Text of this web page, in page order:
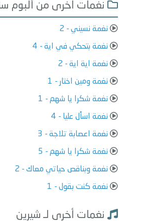
نغمات اخرى من ألبوم
نغمة نسيني - 2
نغمة بتحكي في اية - 4
نغمة اية اية - 2
نغمة ومين اختار - 1
نغمة شكرا يا شهم - 1
نغمة اسأل عليا - 4
نغمة اعصابة تلاجة - 3
نغمة شكرا يا شهم - 5
نغمة وبناقص حياتي معاك - 2
نغمة كنت بقول - 1
نغمات أخرى لـ شيرين